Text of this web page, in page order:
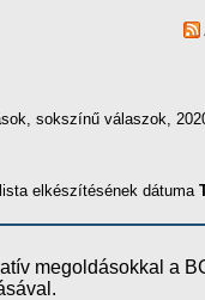
sokszínű válaszok,
elkészítésének dátuma
megoldásokkal a